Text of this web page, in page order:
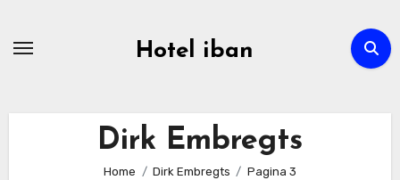
Hotel iban
Dirk Embregts
Home Dirk Embregts Pagina 3